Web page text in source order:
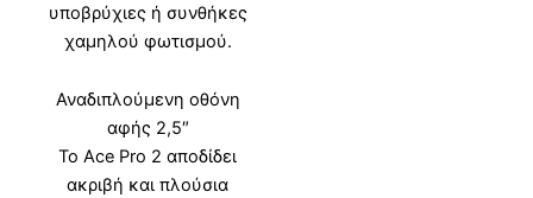
υποβρύχιες ή συνθήκες
χαμηλού φωτισμού.
Αναδιπλούμενη οθόνη
αφής 2,5″
Το Ace Pro 2 αποδίδει
ακριβή και πλούσια